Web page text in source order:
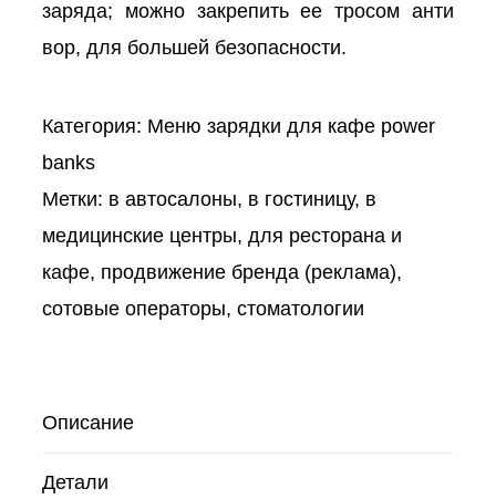
заряда; можно закрепить ее тросом анти
вор, для большей безопасности.
Категория: Меню зарядки для кафе power
banks
Метки: в автосалоны, в гостиницу, в
медицинские центры, для ресторана и
кафе, продвижение бренда (реклама),
сотовые операторы, стоматологии
Описание
Детали